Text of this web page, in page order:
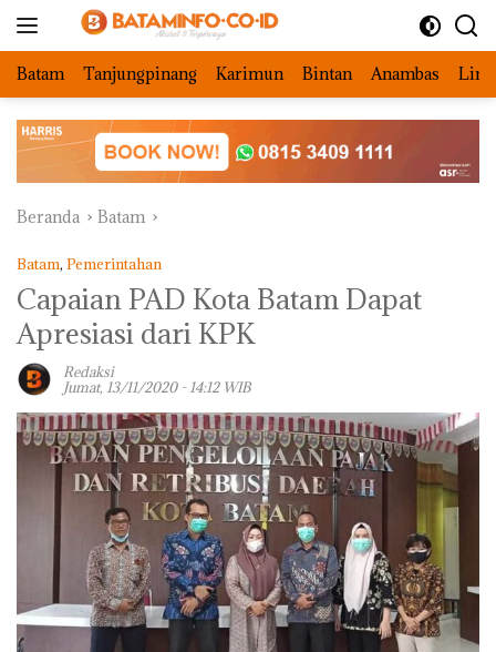
Batam Tanjungpinang Karimun Bintan Anambas
Beranda Batam
Batam, Pemerintahan
Capaian PAD Kota Batam Dapat
Apresiasi dari KPK
Redaksi
Jumat, 13/11/2020 - 14:12 WIB